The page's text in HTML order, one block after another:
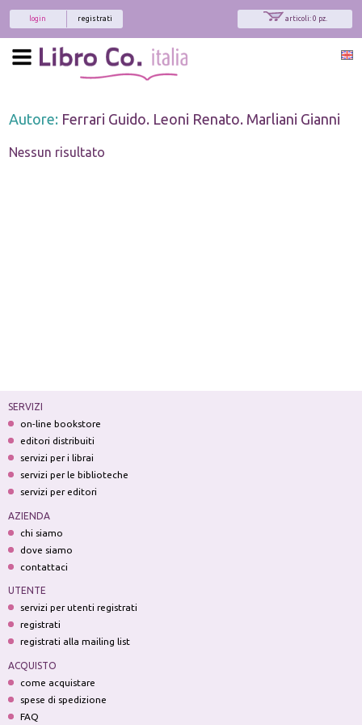
articoli: 0 pz.
registrati
login
Autore: Ferrari Guido. Leoni Renato. Marliani Gianni
Nessun risultato
SERVIZI
on-line bookstore
editori distribuiti
servizi per i librai
servizi per le biblioteche
servizi per editori
AZIENDA
chi siamo
dove siamo
contattaci
UTENTE
servizi per utenti registrati
registrati
registrati alla mailing list
ACQUISTO
come acquistare
spese di spedizione
FAQ